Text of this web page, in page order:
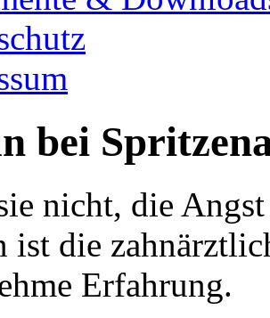
bei
nicht, die
ist die
Erfahrung.